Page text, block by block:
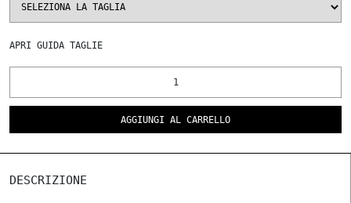
APRI GUIDA TAGLIE
AGGIUNGI AL CARRELLO
DESCRIZIONE